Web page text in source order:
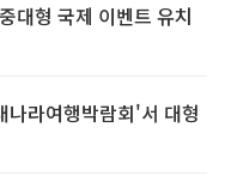
대형 국제 이벤트 유치
라여행박람회'서 대형